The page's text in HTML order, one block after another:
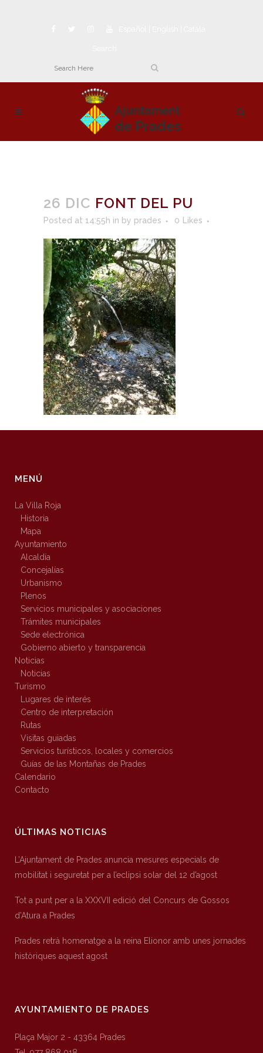
26 DIC FONT DEL PU
Posted at 14:55h in by prades 0 Likes
MENÚ
La Villa Roja
Historia
Mapa
Ayuntamiento
Alcaldía
Concejalías
Urbanismo
Plenos
Servicios municipales y asociaciones
Trámites municipales
Sede electrónica
Gobierno abierto y transparencia
Noticias
Noticias
Turismo
Lugares de interés
Centro de interpretación
Rutas
Visitas guiadas
Servicios turísticos, locales y comercios
Guías de las Montañas de Prades
Calendario
Contacto
ÚLTIMAS NOTICIAS
L’Ajuntament de Prades anuncia mesures especials de
mobilitat i seguretat per a l’eclipsi solar del 12 d’agost
Tot a punt per a la XXXVII edició del Concurs de Gossos
d’Atura a Prades
Prades retrà homenatge a la reina Elionor amb unes jornades
històriques aquest agost
AYUNTAMIENTO DE PRADES
Plaça Major 2 - 43364 Prades